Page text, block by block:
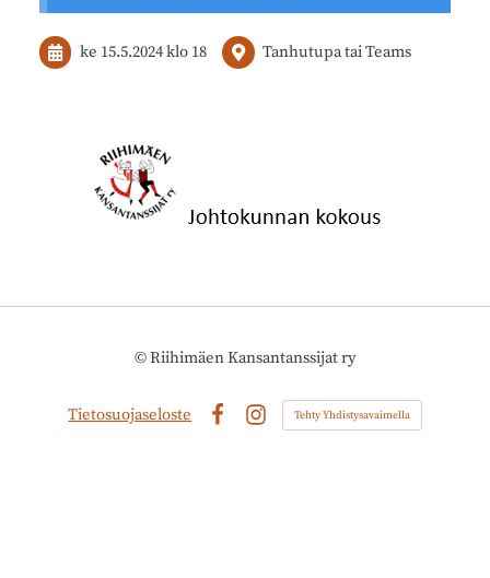
ke 15.5.2024klo 18 Tanhutupa tai Teams
©Riihimäen Kansantanssijat ry
Tietosuojaseloste
FacebookInstagram
Tehty Yhdistysavaimella